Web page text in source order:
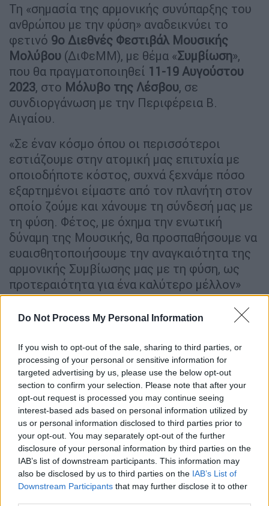
Do Not Process My Personal Information
If you wish to opt-out of the sale, sharing to third parties, or
processing of your personal or sensitive information for
targeted advertising by us, please use the below opt-out
section to confirm your selection. Please note that after your
opt-out request is processed you may continue seeing
interest-based ads based on personal information utilized by
us or personal information disclosed to third parties prior to
your opt-out. You may separately opt-out of the further
disclosure of your personal information by third parties on the
IAB’s list of downstream participants. This information may
also be disclosed by us to third parties on the IAB’s List of
Downstream Participants that may further disclose it to other
Τη «σημασία της αρμονικής συνύπαρξης του
ανθρώπου με την φύση» αναδεικνύει το
φετινό 9ο Διεθνές Φεστιβάλ Μουσικής
Μολύβου (ΔιΦεΜΜ), με θέμα «Συμβίωση»,
που θα πραγματοποιηθεί 11-19 Αυγούστου
2023, στο Μόλυβο της Λέσβου, σε
συνδιοργάνωση με την Περιφέρεια Β.
Αιγαίου.
«Σε έναν κόσμο όπου οι περισσότεροι
εστιάζουμε στην ατομική μας επιτυχία με
οποιοδήποτε κόστος, συχνά ξεχνάμε πόσο
εξαρτημένοι είμαστε από τον πλανήτη στον
οποίο ζούμε και χάνουμε τη σύνδεσή μας με
τη φύση. Φέτος, με όχημα την ενωτική
δύναμη της Μουσικής, θα προσπαθήσουμε να
ευαισθητοποιήσουμε την αναγκαιότητα της
αρμονικής Συμβίωσης μας με τη φύση, ως
προτεραιότητα για ένα καλύτερο μέλλον»
σημειώνουν οι καλλιτεχνικές διευθύντριες
του Φεστιβάλ, Κυβέλη και Δανάη Ντέρκεν
θεματικής.
Η μουσική, και συγκεκριμένα έργα των M.
Ravel, F. Schubert, Schumann, C. Saint-Saens,
L. v. Beethoven, Rachmaninov, Tchaikovsky,
θα κληθεί να ερμηνεύσει τις έννοιες
«Αποξένωση», «Συνύπαρξη», «Επιβίωση»,
«Αρμονία», ενώ οι σπουδαίοι σολίστες που
θα φτάσουν στο ακριτικό νησί του
βορειοανατολικού Αιγαίου από όλο τον